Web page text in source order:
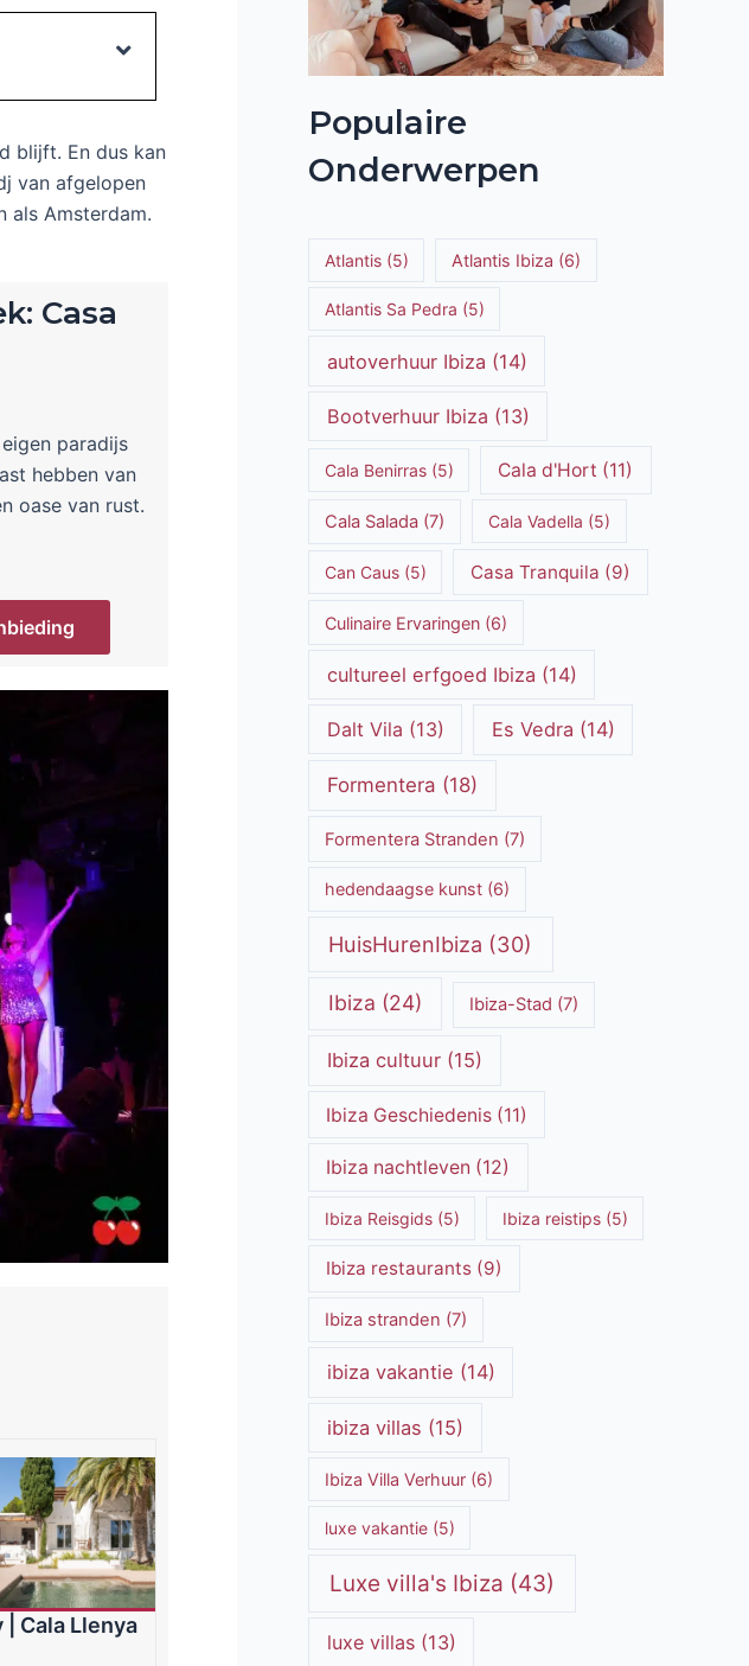
blijft. En dus kan
van afgelopen
als Amsterdam.
Casa
paradijs
hebben van
oase van rust.
| Cala Llenya
Populaire
Onderwerpen
Atlantis(5) Atlantis Ibiza (6)
Atlantis Sa Pedra (5)
autoverhuur Ibiza (14)
Bootverhuur Ibiza (13)
Cala Benirras(5) Cala d'Hort (11)
Cala Salada (7) Cala Vadella (5)
Can Caus(5) Casa Tranquila (9)
Culinaire Ervaringen(6)
cultureel erfgoed Ibiza (14)
Dalt Vila (13) Es Vedra (14)
Formentera (18)
Formentera Stranden (7)
hedendaagse kunst(6)
HuisHurenIbiza (30)
Ibiza (24) Ibiza-Stad (7)
Ibiza cultuur(15)
Ibiza Geschiedenis (11)
Ibiza nachtleven (12)
Ibiza Reisgids(5) Ibiza reistips(5)
Ibiza restaurants(9)
Ibiza stranden (7)
ibiza vakantie (14)
ibiza villas (15)
Ibiza Villa Verhuur(6)
luxe vakantie(5)
Luxe villa's Ibiza (43)
luxe villas(13)